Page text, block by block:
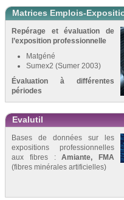
Matrices Emplois-
Repérage et évaluation de
l’exposition professionnelle
Matgéné
Sumex2 (Sumer 2003)
Évaluation à différentes
périodes
Evalutil
Bases de données sur les
expositions professionnelles
aux fibres :Amiante, FMA
(fibres minérales artificielles)